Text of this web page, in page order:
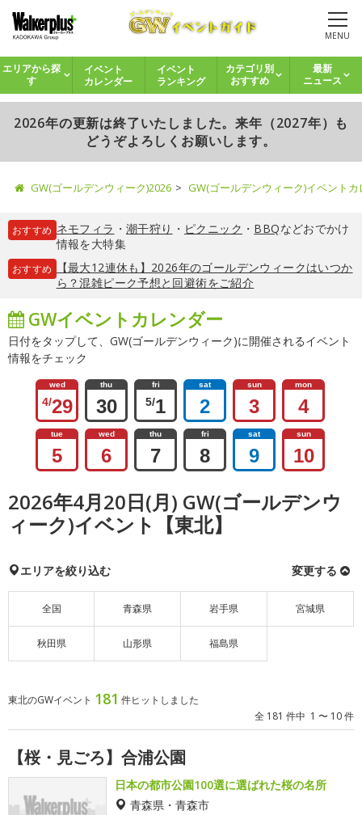
MENU
エリアから探
す
イベント
カレンダー
イベント
ランキング
カテゴリ別
おすすめ
最新
ニュース
2026年の更新は終了いたしました。来年（2027年）も
どうぞよろしくお願いします。
GW(ゴールデンウィーク)2026 GW(ゴールデンウィーク)イベント
おすすめ ネモフィラ ・ 潮干狩り ・ ピクニック ・ BBQなどおでかけ
情報を大特集
おすすめ
【最大12連休も】2026年のゴールデンウィークはいつか
ら？混雑ピーク予想と回避術をご紹介
GWイベントカレンダー
日付をタップして、GW(ゴールデンウィーク)に開催されるイベント
情報をチェック
wed
4/29
thu
30
fri
5/1
sat
2
sun
3
mon
4
tue
5
wed
6
thu
7
fri
8
sat
9
sun
10
2026年4月20日(月) GW(ゴールデンウ
ィーク)イベント【東北】
エリアを絞り込む 変更する
全国 青森県 岩手県 宮城県
秋田県 山形県 福島県
東北のGWイベント 181 件ヒットしました
全 181 件中 1 〜 10 件
【桜・見ごろ】合浦公園
日本の都市公園100選に選ばれた桜の名所
青森県・青森市